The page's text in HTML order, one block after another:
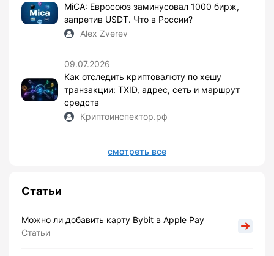
MiCA: Евросоюз заминусовал 1000 бирж,
запретив USDT. Что в России?
Alex Zverev
09.07.2026
Как отследить криптовалюту по хешу
транзакции: TXID, адрес, сеть и маршрут
средств
Криптоинспектор.рф
смотреть все
Статьи
Можно ли добавить карту Bybit в Apple Pay
Статьи